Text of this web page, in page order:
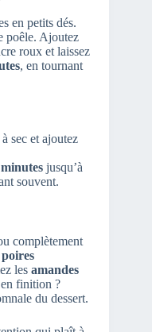
en petits dés.
poêle. Ajoutez
roux et laissez
, en tournant
sec et ajoutez
jusqu’à
souvent.
complètement
poires
les amandes
en finition ?
du dessert.